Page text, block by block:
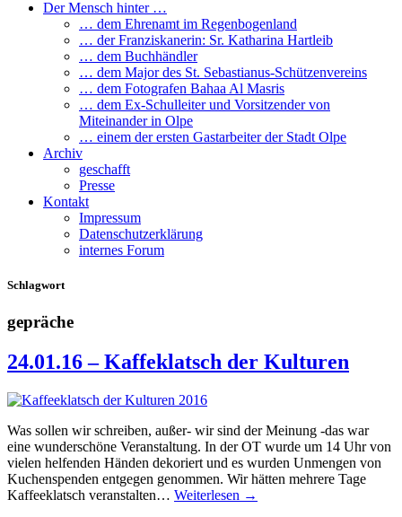
Der Mensch hinter …
… dem Ehrenamt im Regenbogenland
… der Franziskanerin: Sr. Katharina Hartleib
… dem Buchhändler
… dem Major des St. Sebastianus-Schützenvereins
… dem Fotografen Bahaa Al Masris
… dem Ex-Schulleiter und Vorsitzender von
Miteinander in Olpe
… einem der ersten Gastarbeiter der Stadt Olpe
Archiv
geschafft
Presse
Kontakt
Impressum
Datenschutzerklärung
internes Forum
Schlagwort
gepräche
24.01.16 – Kaffeklatsch der Kulturen
Was sollen wir schreiben, außer- wir sind der Meinung -das war
eine wunderschöne Veranstaltung. In der OT wurde um 14 Uhr von
vielen helfenden Händen dekoriert und es wurden Unmengen von
Kuchenspenden entgegen genommen. Wir hätten mehrere Tage
Kaffeeklatsch veranstalten… Weiterlesen →